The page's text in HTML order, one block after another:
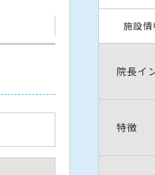
施設情
院長イ
特徴